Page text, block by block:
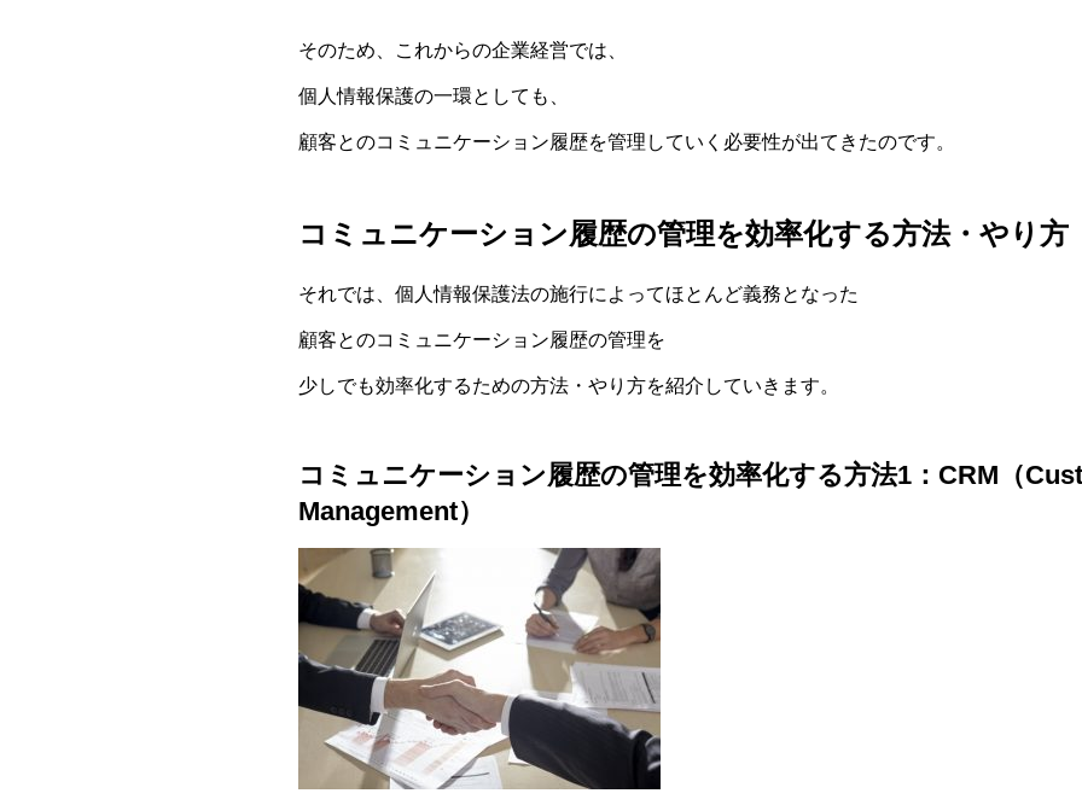
そのため、これからの企業経営では、
個人情報保護の一環としても、
顧客とのコミュニケーション履歴を管理していく必要性が出てきたのです。
コミュニケーション履歴の管理を効率化する方法・やり方
それでは、個人情報保護法の施行によってほとんど義務となった
顧客とのコミュニケーション履歴の管理を
少しでも効率化するための方法・やり方を紹介していきます。
コミュニケーション履歴の管理を効率化する方法1：CRM（
Management）